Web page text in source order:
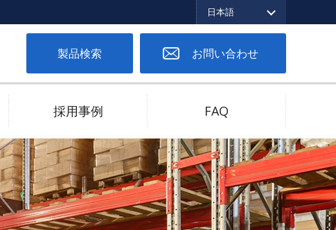
日本語
English
繁体中文
日本語
製品検索 お問い合わせ
ツーピースコネクタ
低バネ圧対応
高電流
採用事例 FAQ